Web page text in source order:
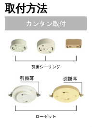
取付方法